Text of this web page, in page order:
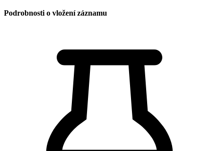
Podrobnosti o vložení záznamu